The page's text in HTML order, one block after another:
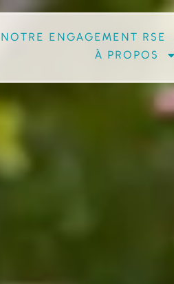
NOTRE ENGAGEMENT RSE
À PROPOS